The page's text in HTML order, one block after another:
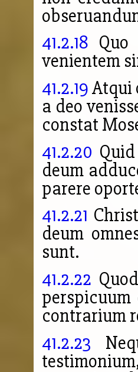
41.2.18
venientem
41.2.19Atqui
a deo
constat
41.2.20
deum
parere
41.2.21
deum
sunt.
41.2.22
contrarium
41.2.23